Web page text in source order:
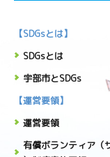
【SDGsとは】
SDGsとは
宇部市とSDGs
【運営要領】
運営要領
有償ボランティア（